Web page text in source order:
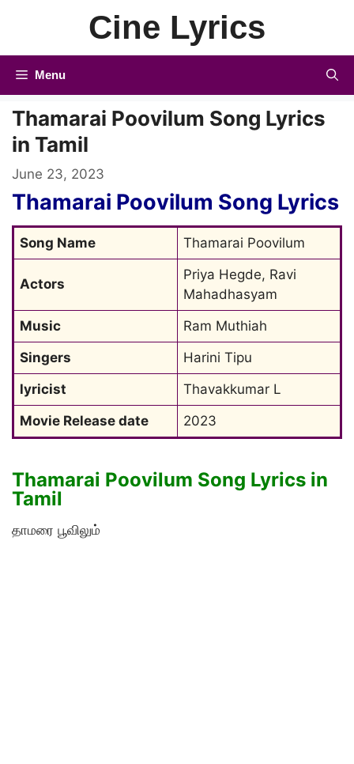
Cine Lyrics
Menu
Thamarai Poovilum Song Lyrics
in Tamil
June 23, 2023
Thamarai Poovilum Song Lyrics
Song Name Thamarai Poovilum
Actors
Priya Hegde, Ravi
Mahadhasyam
Music
Ram Muthiah
Singers
Harini Tipu
lyricist
Thavakkumar L
Movie Release date
2023
Thamarai Poovilum Song Lyrics in
Tamil
தாமரை பூவிலும்